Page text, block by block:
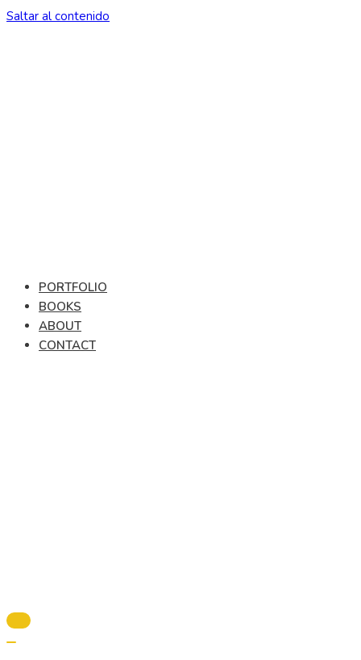
Saltar al contenido
PORTFOLIO
BOOKS
ABOUT
CONTACT
Alternar